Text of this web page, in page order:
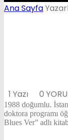
Ana Sayfa
1 Yazı 0
1988 doğumlu.
doktora programı
Blues Ver” adlı